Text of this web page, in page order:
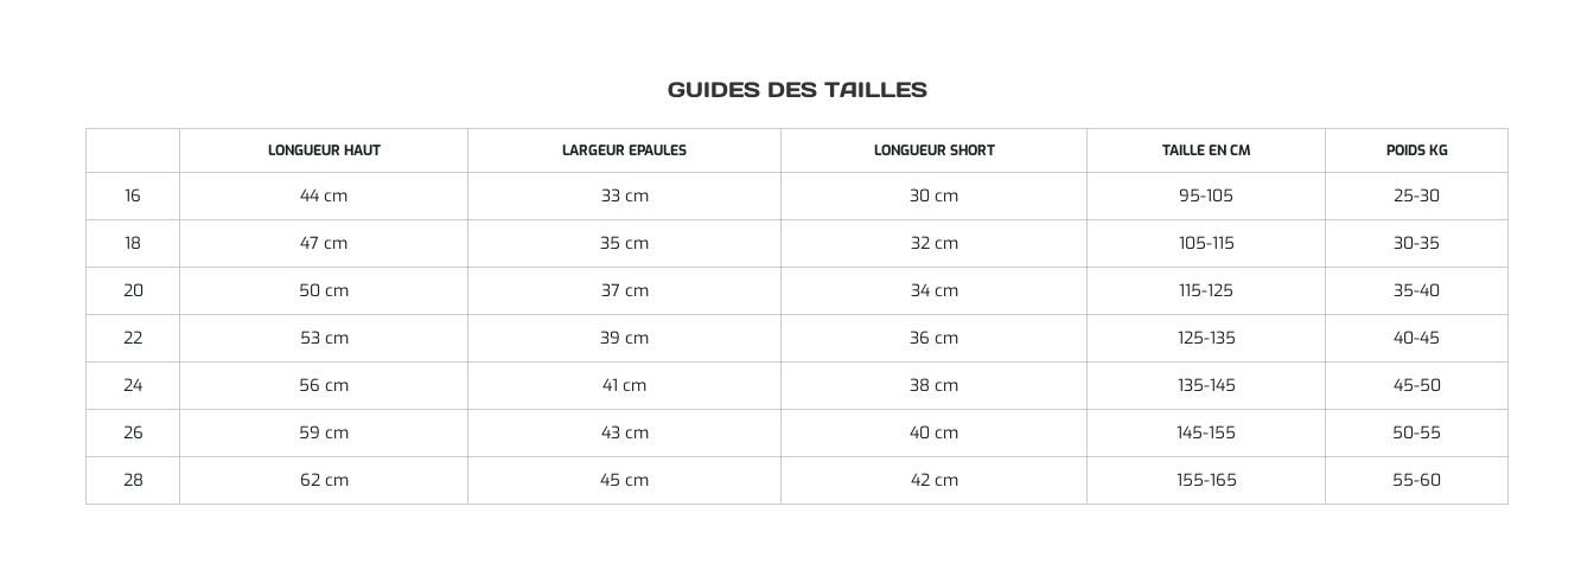
GUIDES DES TAILLES
LONGUEUR HAUT LARGEUR EPAULES LONGUEUR SHORT TAILLE EN CM POIDS KG
16 44 cm 33 cm 30 cm 95-105 25-30
18 47 cm 35 cm 32 cm 105-115 30-35
20 50 cm 37 cm 34 cm 115-125 35-40
22 53 cm 39 cm 36 cm 125-135 40-45
24 56 cm 41 cm 38 cm 135-145 45-50
26 59 cm 43 cm 40 cm 145-155 50-55
28 62 cm 45 cm 42 cm 155-165 55-60